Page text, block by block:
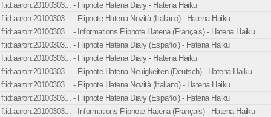
f:id:aaron:20100303... - Flipnote Hatena Diary - Hatena Haiku
f:id:aaron:20100303... - Flipnote Hatena Novità (Italiano) - Hatena Haiku
f:id:aaron:20100303... - Informations Flipnote Hatena (Français) - Hatena Haiku
f:id:aaron:20100303... - Flipnote Hatena Diary (Español) - Hatena Haiku
f:id:aaron:20100303... - Flipnote Hatena Diary - Hatena Haiku
f:id:aaron:20100303... - Flipnote Hatena Neuigkeiten (Deutsch) - Hatena Haiku
f:id:aaron:20100303... - Flipnote Hatena Novità (Italiano) - Hatena Haiku
f:id:aaron:20100303... - Flipnote Hatena Diary (Español) - Hatena Haiku
f:id:aaron:20100303... - Informations Flipnote Hatena (Français) - Hatena Haiku